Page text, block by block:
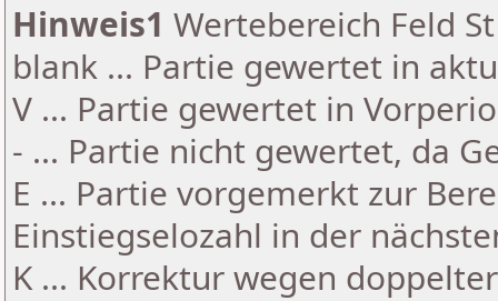
Hinweis1 Wertebereich Feld
blank ... Partie gewertet in
V ... Partie gewertet in
- ... Partie nicht gewertet, da
E ... Partie vorgemerkt zur
Einstiegselozahl in der
K ... Korrektur wegen